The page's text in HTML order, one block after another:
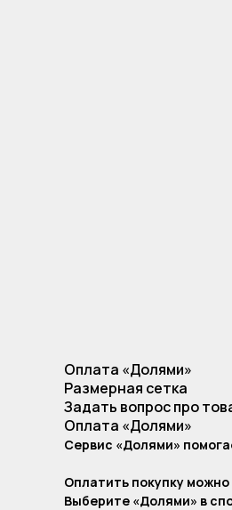
Оплата «Долями»
Размерная сетка
Задать вопрос про
Оплата «Долями»
Сервис «Долями»
Оплатить покупку
Выберите «Долями» в